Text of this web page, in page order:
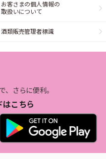
お客さまの個人情報の
取扱いについて
酒類販売管理者標識
、さらに便利。
はこちら